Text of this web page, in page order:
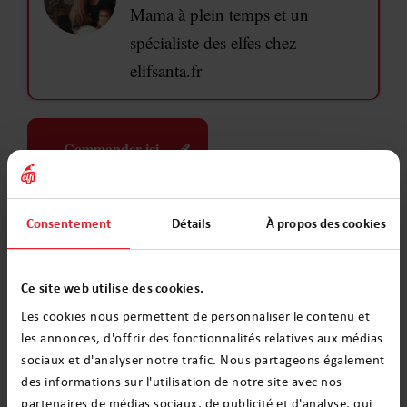
Consentement Détails À propos des cookies
Ce site web utilise des cookies.
Les cookies nous permettent de personnaliser le contenu et
les annonces, d'offrir des fonctionnalités relatives aux médias
sociaux et d'analyser notre trafic. Nous partageons également
des informations sur l'utilisation de notre site avec nos
partenaires de médias sociaux, de publicité et d'analyse, qui
Mama à plein temps et un
spécialiste des elfes chez
elifsanta.fr
Commander ici
Apportez de la joie
Des centaines de messages envoyés